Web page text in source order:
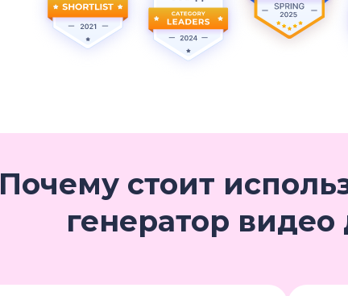
Почему стоит
генератор